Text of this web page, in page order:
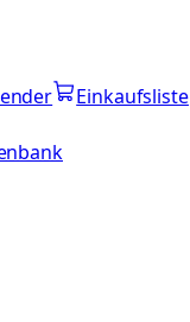
Einkaufsliste